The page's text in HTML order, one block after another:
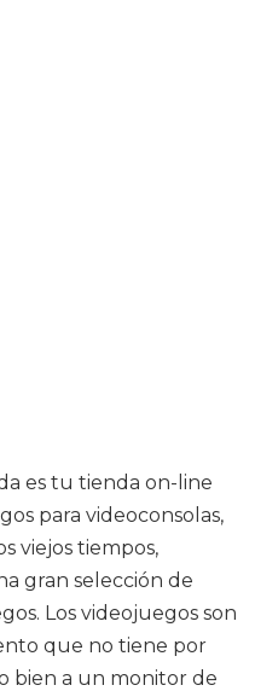
es tu tienda on-line
para videoconsolas,
viejos tiempos,
gran selección de
Los videojuegos son
que no tiene por
bien a un monitor de